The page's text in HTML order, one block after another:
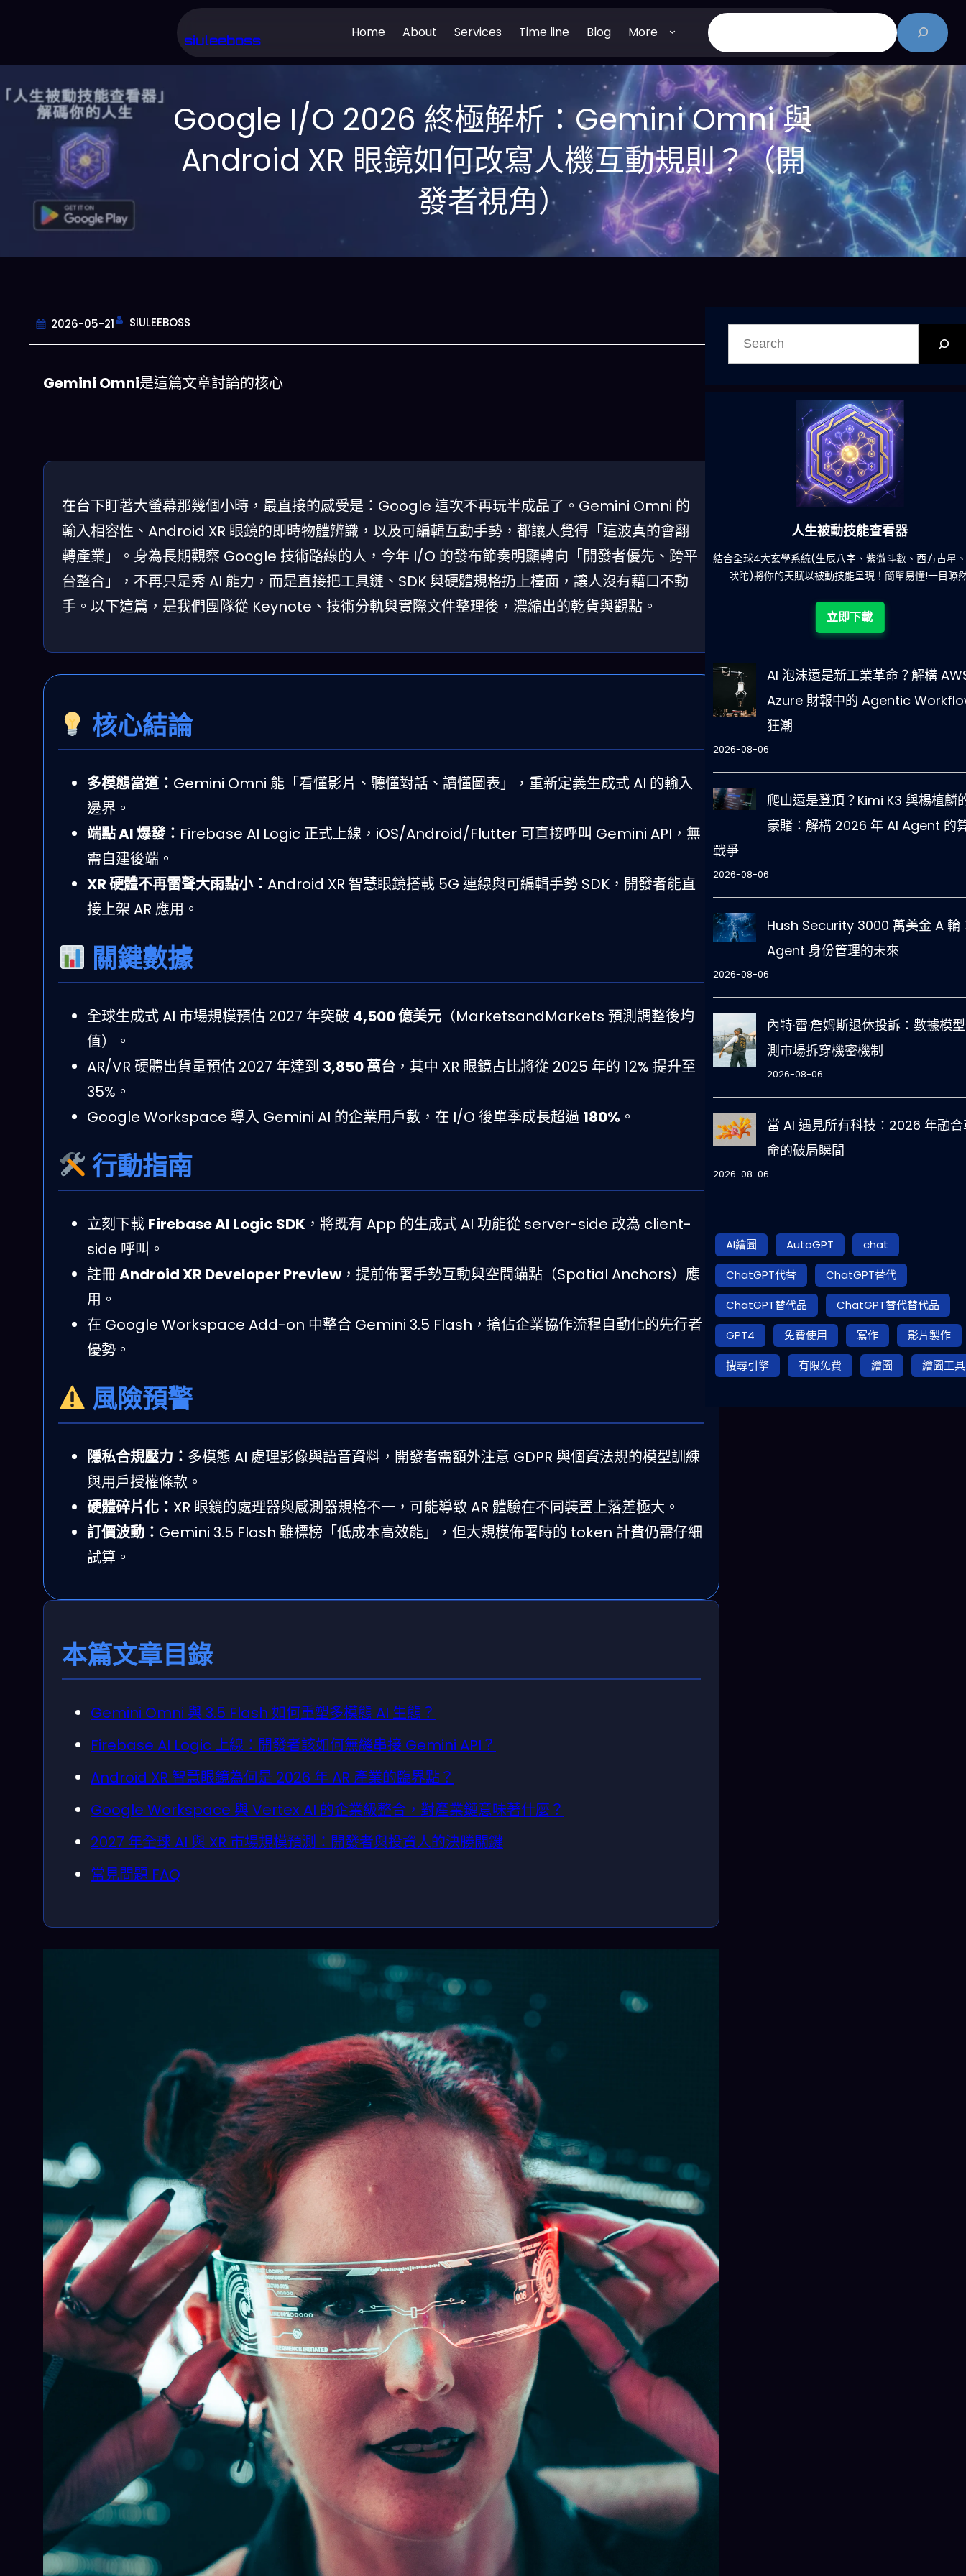
主
要
siuleeboss Home About Services Time line Blog More
搜
尋
Google I/O 2026 終極解析：Gemini Omni 與
Android XR 眼鏡如何改寫人機互動規則？（開
發者視角）
2026-05-21 SIULEEBOSS
Gemini Omni是這篇文章討論的核心
在台下盯著大螢幕那幾個小時，最直接的感受是：Google 這次不再玩半成品了。Gemini Omni 的
輸入相容性、Android XR 眼鏡的即時物體辨識，以及可編輯互動手勢，都讓人覺得「這波真的會翻
轉產業」。身為長期觀察 Google 技術路線的人，今年 I/O 的發布節奏明顯轉向「開發者優先、跨平
台整合」，不再只是秀 AI 能力，而是直接把工具鏈、SDK 與硬體規格扔上檯面，讓人沒有藉口不動
手。以下這篇，是我們團隊從 Keynote、技術分軌與實際文件整理後，濃縮出的乾貨與觀點。
核心結論
多模態當道： Gemini Omni 能「看懂影片、聽懂對話、讀懂圖表」，重新定義生成式 AI 的輸入
邊界。
端點 AI 爆發： Firebase AI Logic 正式上線，iOS/Android/Flutter 可直接呼叫 Gemini API，無
需自建後端。
XR 硬體不再雷聲大雨點小： Android XR 智慧眼鏡搭載 5G 連線與可編輯手勢 SDK，開發者能直
接上架 AR 應用。
關鍵數據
全球生成式 AI 市場規模預估 2027 年突破 4,500 億美元 （MarketsandMarkets 預測調整後均
值）。
AR/VR 硬體出貨量預估 2027 年達到 3,850 萬台 ，其中 XR 眼鏡占比將從 2025 年的 12% 提升至
35%。
Google Workspace 導入 Gemini AI 的企業用戶數，在 I/O 後單季成長超過 180% 。
行動指南
立刻下載 Firebase AI Logic SDK ，將既有 App 的生成式 AI 功能從 server-side 改為 client-
side 呼叫。
註冊Android XR Developer Preview，提前佈署手勢互動與空間錨點（Spatial Anchors）應
用。
在 Google Workspace Add-on 中整合 Gemini 3.5 Flash，搶佔企業協作流程自動化的先行者
優勢。
風險預警
隱私合規壓力： 多模態 AI 處理影像與語音資料，開發者需額外注意 GDPR 與個資法規的模型訓練
與用戶授權條款。
硬體碎片化： XR 眼鏡的處理器與感測器規格不一，可能導致 AR 體驗在不同裝置上落差極大。
訂價波動： Gemini 3.5 Flash 雖標榜「低成本高效能」，但大規模佈署時的 token 計費仍需仔細
試算。
本篇文章目錄
Gemini Omni 與 3.5 Flash 如何重塑多模態 AI 生態？
Firebase AI Logic 上線：開發者該如何無縫串接 Gemini API？
Android XR 智慧眼鏡為何是 2026 年 AR 產業的臨界點？
Google Workspace 與 Vertex AI 的企業級整合，對產業鏈意味著什麼？
2027 年全球 AI 與 XR 市場規模預測：開發者與投資人的決勝關鍵
常見問題 FAQ
今晚吃什麽
一鍵配搭出三餸一湯的完美晚餐組合,以後免除晚餐吃什麽的煩
惱
立即下載
人生被動技能查看器
結合全球4大玄學系統(生辰八字、紫微斗數、西方占星
吠陀)將你的天賦以被動技能呈現！簡單易懂!一目瞭
立即下載
AI 泡沫還是新工業革命？解構
Azure 財報中的 Agentic
狂潮
2026-08-06
爬山還是登頂？Kimi K3 與楊植麟
豪賭：解構 2026 年 AI Agent 的
戰爭
2026-08-06
Hush Security 3000 萬美金 A 輪
Agent 身份管理的未來
2026-08-06
內特·雷·詹姆斯退休投訴：數據模
測市場拆穿機密機制
2026-08-06
當 AI 遇見所有科技：2026 年融合
命的破局瞬間
2026-08-06
AI繪圖 AutoGPT
chat
ChatGPT代替
ChatGPT替代
ChatGPT替代品
ChatGPT替代替代品
GPT4
免費使用 寫作
影片製作
搜尋引擎
有限免費 繪圖 繪圖工具